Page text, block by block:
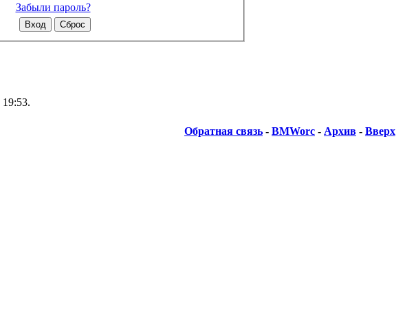
Забыли пароль?
19:53.
Обратная связь - BMWorc - Архив - Вверх